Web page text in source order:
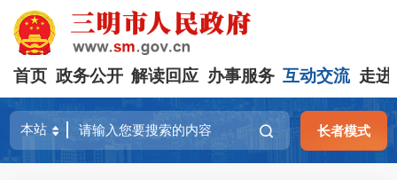
首页 政务公开 解读回应 办事服务 互动交流 走进
长者模式